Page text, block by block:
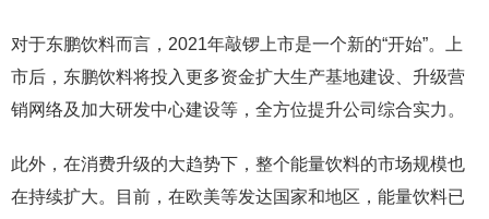
对于东鹏饮料而言，2021年敲锣上市是一个新的“开始”。上
市后，东鹏饮料将投入更多资金扩大生产基地建设、升级营
销网络及加大研发中心建设等，全方位提升公司综合实力。
此外，在消费升级的大趋势下，整个能量饮料的市场规模也
在持续扩大。目前，在欧美等发达国家和地区，能量饮料已